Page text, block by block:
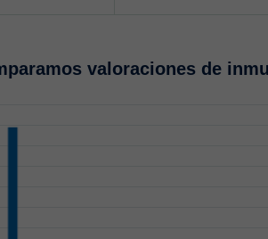
valoraciones de